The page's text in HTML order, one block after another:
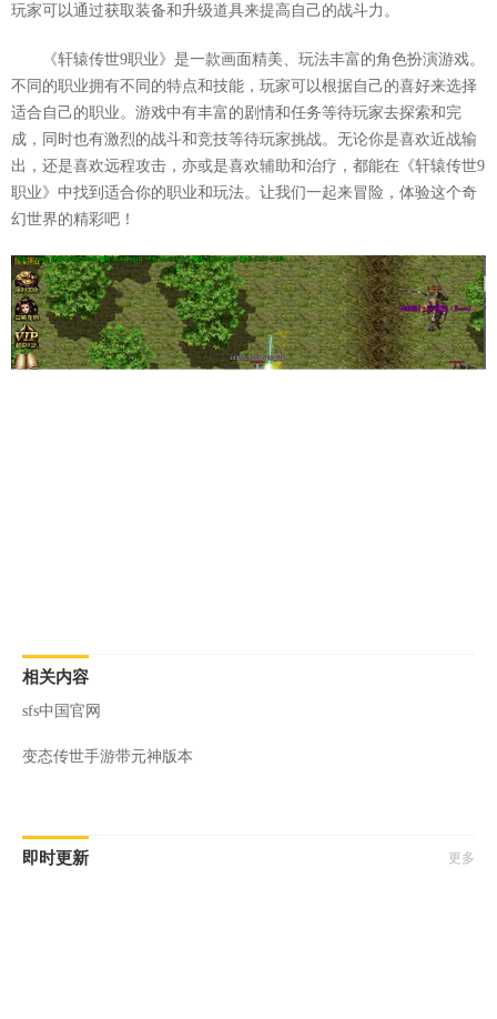
玩家可以通过获取装备和升级道具来提高自己的战斗力。
《轩辕传世9职业》是一款画面精美、玩法丰富的角色扮演游戏。
不同的职业拥有不同的特点和技能，玩家可以根据自己的喜好来选择
适合自己的职业。游戏中有丰富的剧情和任务等待玩家去探索和完
成，同时也有激烈的战斗和竞技等待玩家挑战。无论你是喜欢近战输
出，还是喜欢远程攻击，亦或是喜欢辅助和治疗，都能在《轩辕传世9
职业》中找到适合你的职业和玩法。让我们一起来冒险，体验这个奇
幻世界的精彩吧！
相关内容
sfs中国官网
变态传世手游带元神版本
即时更新 更多